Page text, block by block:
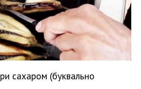
сахаром (буквально